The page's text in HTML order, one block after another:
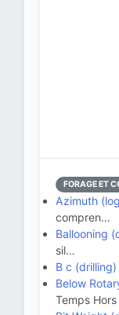
FORAGE ET
Azimuth
compren…
Ballooning
sil…
B c (drilling)
Below
Temps